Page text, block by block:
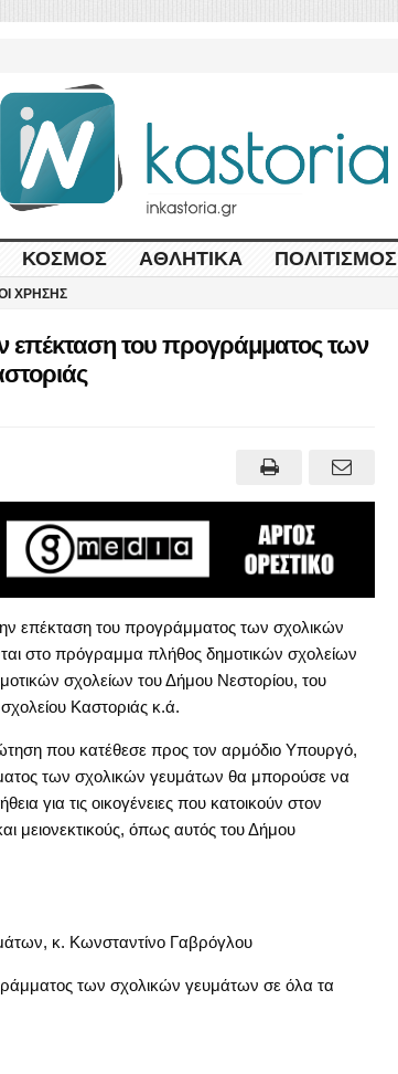
ΚΌΣΜΟΣ ΑΘΛΗΤΙΚΆ ΠΟΛΙΤΙΣΜΌΣ
ΧΡΉΣΗΣ
επέκταση του προγράμματος των
επέκταση του προγράμματος των σχολικών
στο πρόγραμμα πλήθος δημοτικών σχολείων
σχολείων του Δήμου Νεστορίου, του
Καστοριάς κ.ά.
που κατέθεσε προς τον αρμόδιο Υπουργό,
των σχολικών γευμάτων θα μπορούσε να
για τις οικογένειες που κατοικούν στον
μειονεκτικούς, όπως αυτός του Δήμου
κ. Κωνσταντίνο Γαβρόγλου
των σχολικών γευμάτων σε όλα τα